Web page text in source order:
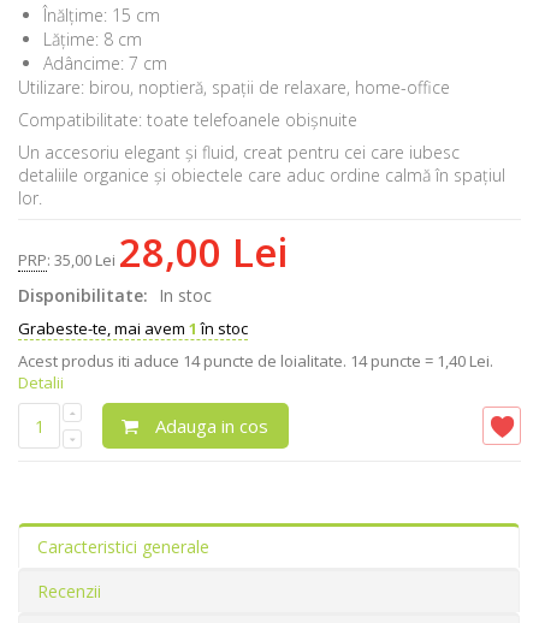
Înălțime: 15 cm
Lățime: 8 cm
Adâncime: 7 cm
Utilizare: birou, noptieră, spații de relaxare, home-office
Compatibilitate: toate telefoanele obișnuite
Un accesoriu elegant și fluid, creat pentru cei care iubesc
detaliile organice și obiectele care aduc ordine calmă în spațiul
lor.
PRP: 35,00 Lei 28,00 Lei
Disponibilitate: In stoc
Grabeste-te, mai avem 1 în stoc
Acest produs iti aduce 14puncte de loialitate. 14 puncte = 1,40 Lei.
Detalii
Adauga in cos
Caracteristici generale
Recenzii